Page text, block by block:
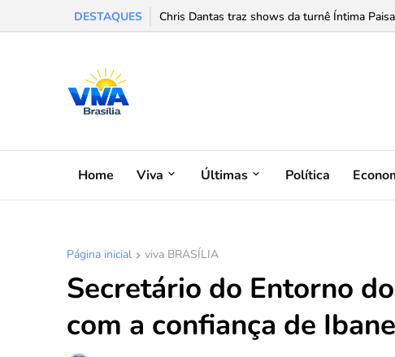
DESTAQUES Chris Dantas traz shows da turnê Íntima
CIEE-DF inicia o mês de agosto com 697
Home Viva Últimas Política
Página inicial viva BRASÍLIA
Secretário do Entorno
com a confiança de